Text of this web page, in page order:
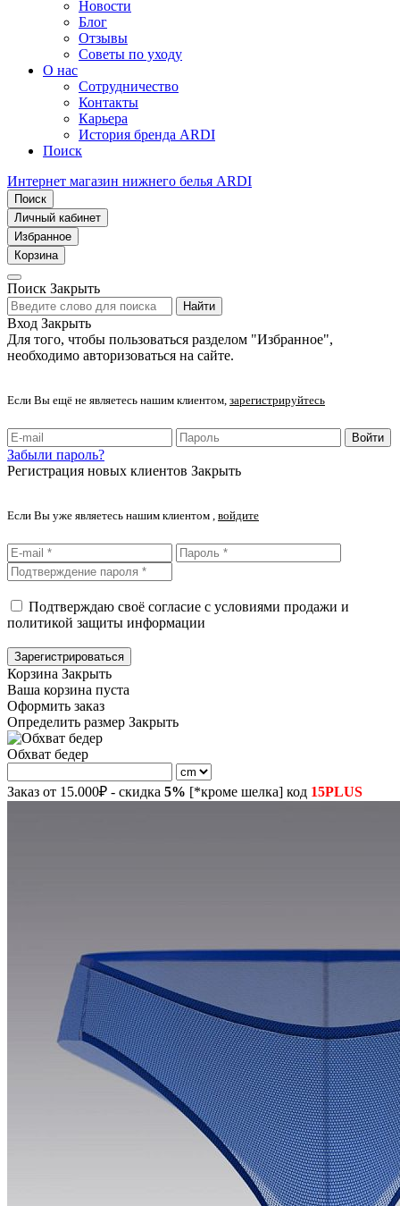
Новости
Блог
Отзывы
Советы по уходу
О нас
Сотрудничество
Контакты
Карьера
История бренда ARDI
Поиск
Интернет магазин нижнего белья ARDI
Поиск
Личный кабинет
Избранное
Корзина
Поиск Закрыть
Найти
Вход Закрыть
Для того, чтобы пользоваться разделом "Избранное",
необходимо авторизоваться на сайте.
Если Вы ещё не являетесь нашим клиентом, зарегистрируйтесь
Войти
Забыли пароль?
Регистрация новых клиентов Закрыть
Если Вы уже являетесь нашим клиентом , войдите
Подтверждаю своё согласие с условиями продажи и
политикой защиты информации
Зарегистрироваться
Корзина Закрыть
Ваша корзина пуста
Оформить заказ
Определить размер Закрыть
Обхват бедер
Заказ от 15.000₽ - скидка 5% [*кроме шелка] код 15PLUS